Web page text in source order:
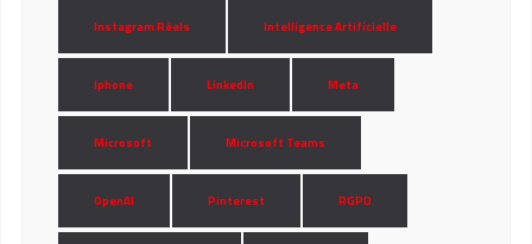
Instagram Réels Intelligence Artificielle
Iphone LinkedIn Meta
Microsoft Microsoft Teams
OpenAI Pinterest RGPD